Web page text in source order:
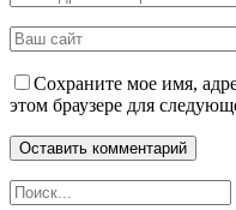
Сохраните мое имя,
этом браузере для